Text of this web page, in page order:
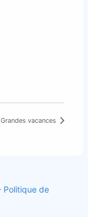
Grandes vacances
Politique de